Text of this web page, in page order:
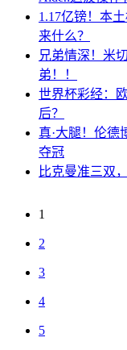
1.17亿镑！本
来什么？
兄弟情深！米
弟！！
世界杯彩经：
后？
真·大腿！伦德
夺冠
比克曼准三双
1
2
3
4
5